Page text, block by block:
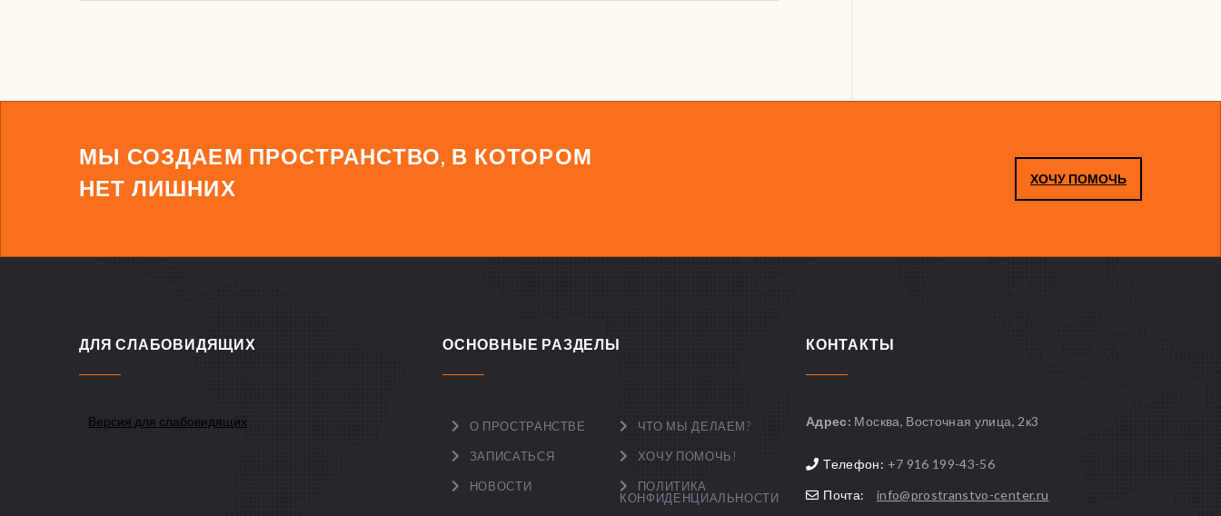
МЫ СОЗДАЕМ ПРОСТРАНСТВО, В КОТОРОМ
НЕТ ЛИШНИХ
ХОЧУ ПОМОЧЬ
ДЛЯ СЛАБОВИДЯЩИХ
Версия для слабовидящих
ОСНОВНЫЕ РАЗДЕЛЫ
О ПРОСТРАНСТВЕ ЧТО МЫ ДЕЛАЕМ?
ЗАПИСАТЬСЯ ХОЧУ ПОМОЧЬ!
НОВОСТИ
ПОЛИТИКА
КОНФИДЕНЦИАЛЬНОСТИ
КОНТАКТЫ
Адрес: Москва, Восточная улица, 2к3
Телефон: +7 916 199-43-56
Почта:
info@prostranstvo-center.ru